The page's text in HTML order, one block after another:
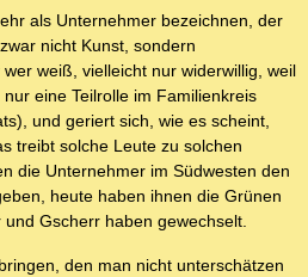
als Unternehmer bezeichnen, der
nicht Kunst, sondern
weiß, vielleicht nur widerwillig, weil
eine Teilrolle im Familienkreis
und geriert sich, wie es scheint,
treibt solche Leute zu solchen
die Unternehmer im Südwesten den
heute haben ihnen die Grünen
Gscherr haben gewechselt.
den man nicht unterschätzen